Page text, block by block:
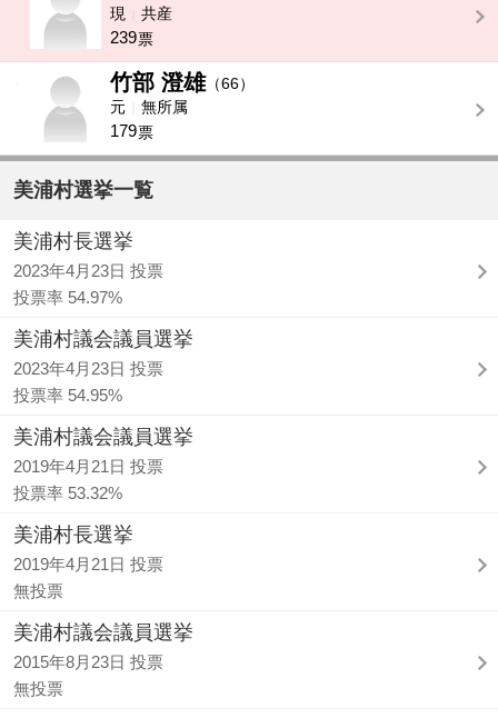
現
共産
239票
竹部 澄雄（66）
元
無所属
179票
美浦村選挙一覧
美浦村長選挙
2023年4月23日 投票
投票率 54.97%
美浦村議会議員選挙
2023年4月23日 投票
投票率 54.95%
美浦村議会議員選挙
2019年4月21日 投票
投票率 53.32%
美浦村長選挙
2019年4月21日 投票
無投票
美浦村議会議員選挙
2015年8月23日 投票
無投票